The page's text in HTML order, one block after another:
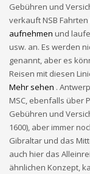
Gebühren und
verkauft NSB
aufnehmen und
usw. an. Es werden
genannt, aber es
Reisen mit diesen
Mehr sehen .
MSC, ebenfalls über
Gebühren und
1600), aber immer
Gibraltar und das
auch hier das
ähnlichen Konzept,